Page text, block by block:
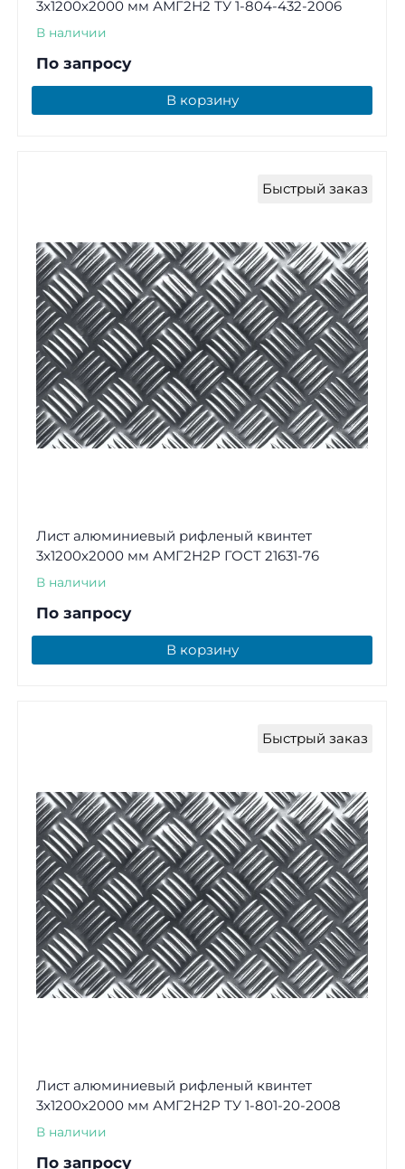
3х1200х2000 мм АМГ2Н2 ТУ 1-804-432-2006
В наличии
По запросу
В корзину
Быстрый заказ
Лист алюминиевый рифленый квинтет
3х1200х2000 мм АМГ2Н2Р ГОСТ 21631-76
В наличии
По запросу
В корзину
Быстрый заказ
Лист алюминиевый рифленый квинтет
3х1200х2000 мм АМГ2Н2Р ТУ 1-801-20-2008
В наличии
По запросу